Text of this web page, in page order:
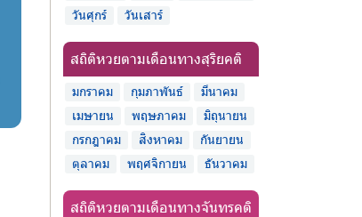
วันศุกร์
วันเสาร์
สถิติหวยตามเดือนทางสุริยคติ
มกราคม กุมภาพันธ์
มีนาคม
เมษายน
พฤษภาคม
มิถุนายน
กรกฎาคม
สิงหาคม
กันยายน
ตุลาคม
พฤศจิกายน ธันวาคม
สถิติหวยตามเดือนทางจันทรคติ